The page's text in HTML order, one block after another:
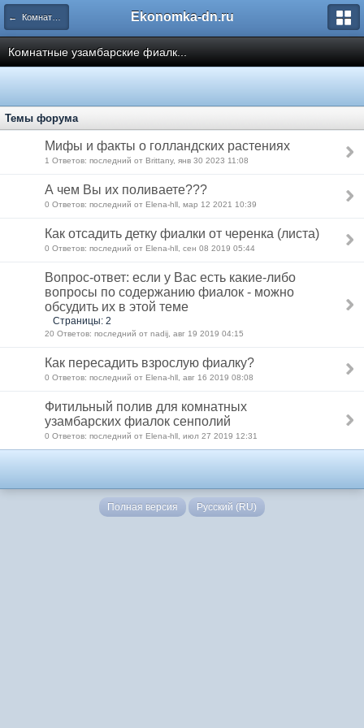
← Комнатные Растения Ekonomka-dn.ru
Комнатные узамбарские фиалк...
Темы форума
Мифы и факты о голландских растениях
1 Ответов: последний от Brittany, янв 30 2023 11:08
А чем Вы их поливаете???
0 Ответов: последний от Elena-hll, мар 12 2021 10:39
Как отсадить детку фиалки от черенка (листа)
0 Ответов: последний от Elena-hll, сен 08 2019 05:44
Вопрос-ответ: если у Вас есть какие-либо
вопросы по содержанию фиалок - можно
обсудить их в этой теме
Страницы: 2
20 Ответов: последний от nadij, авг 19 2019 04:15
Как пересадить взрослую фиалку?
0 Ответов: последний от Elena-hll, авг 16 2019 08:08
Фитильный полив для комнатных
узамбарских фиалок сенполий
0 Ответов: последний от Elena-hll, июл 27 2019 12:31
Полная версия Русский (RU)